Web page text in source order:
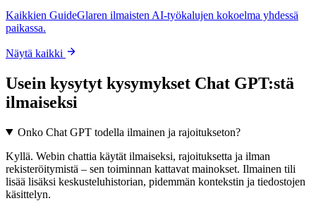
Kaikkien GuideGlaren ilmaisten AI-työkalujen kokoelma yhdessä
paikassa.
Näytä kaikki
Usein kysytyt kysymykset Chat GPT:stä
ilmaiseksi
Onko Chat GPT todella ilmainen ja rajoitukseton?
Kyllä. Webin chattia käytät ilmaiseksi, rajoituksetta ja ilman
rekisteröitymistä – sen toiminnan kattavat mainokset. Ilmainen tili
lisää lisäksi keskusteluhistorian, pidemmän kontekstin ja tiedostojen
käsittelyn.